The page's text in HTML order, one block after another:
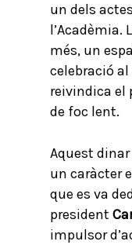
un dels
l’Acadèmia.
més, un
celebració
reivindica el
de foc lent.
Aquest
un caràcter
que es va
president
impulsor